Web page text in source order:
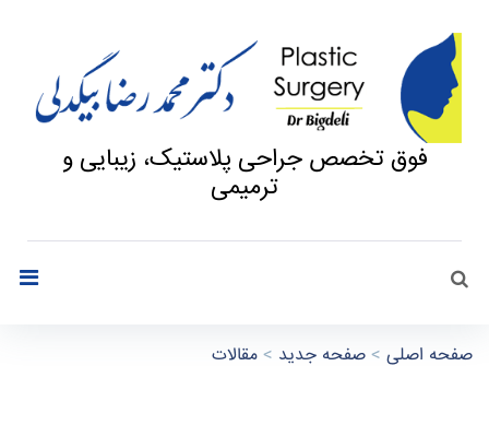
فوق تخصص جراحی پلاستیک، زیبایی و
ترمیمی
جستجو
صفحه اصلی > صفحه جدید > مقالات